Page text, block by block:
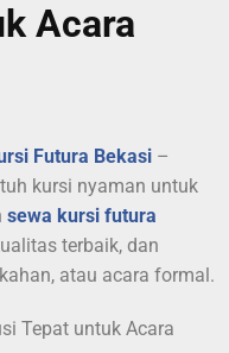
Acara
Futura Bekasi –
kursi nyaman untuk
sewa kursi futura
terbaik, dan
atau acara formal.